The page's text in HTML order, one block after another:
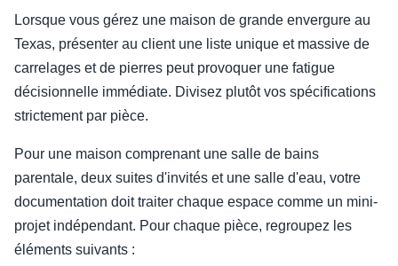
Lorsque vous gérez une maison de grande envergure au
Texas, présenter au client une liste unique et massive de
carrelages et de pierres peut provoquer une fatigue
décisionnelle immédiate. Divisez plutôt vos spécifications
strictement par pièce.
Pour une maison comprenant une salle de bains
parentale, deux suites d'invités et une salle d'eau, votre
documentation doit traiter chaque espace comme un mini-
projet indépendant. Pour chaque pièce, regroupez les
éléments suivants :